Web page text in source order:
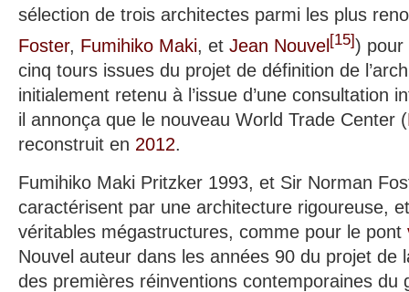
sélection de trois architectes parmi les plus
Foster, Fumihiko Maki, et Jean Nouvel [15]) pour
cinq tours issues du projet de définition de
initialement retenu à l’issue d’une consultation
il annonça que le nouveau World Trade Center (
reconstruit en 2012.
Fumihiko Maki Pritzker 1993, et Sir Norman
caractérisent par une architecture rigoureuse,
véritables mégastructures, comme pour le pont
Nouvel auteur dans les années 90 du projet de
des premières réinventions contemporaines du